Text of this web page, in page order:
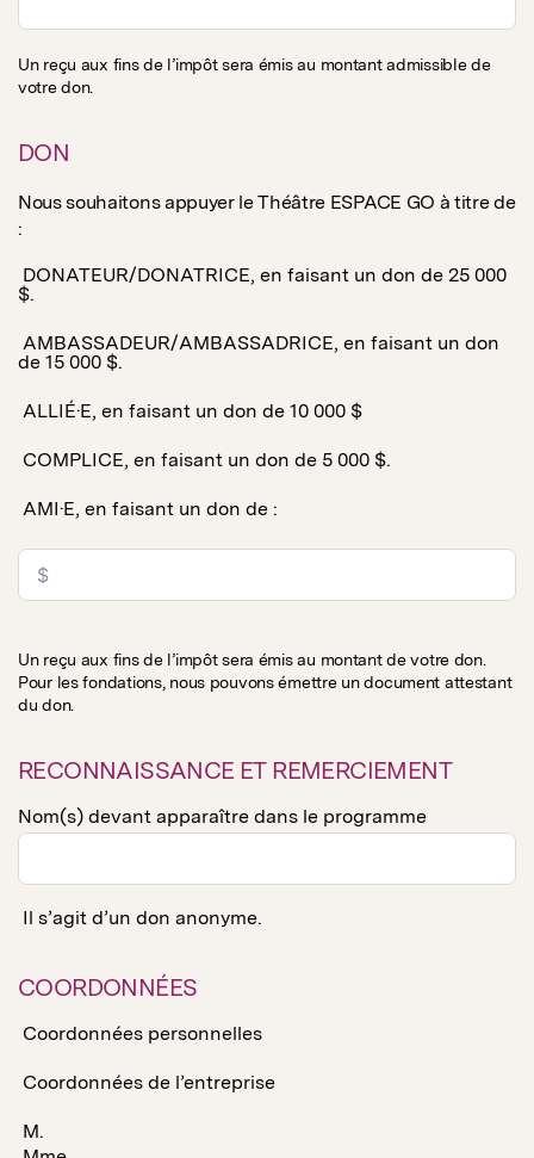
Un reçu aux fins de l’impôt sera émis au montant admissible de
votre don.
DON
Nous souhaitons appuyer le Théâtre ESPACE GO à titre de
:
DONATEUR/DONATRICE, en faisant un don de 25 000
$.
AMBASSADEUR/AMBASSADRICE, en faisant un don
de 15 000 $.
ALLIÉ·E, en faisant un don de 10 000 $
COMPLICE, en faisant un don de 5 000 $.
AMI·E, en faisant un don de :
Un reçu aux fins de l’impôt sera émis au montant de votre don.
Pour les fondations, nous pouvons émettre un document attestant
du don.
RECONNAISSANCE ET REMERCIEMENT
Nom(s) devant apparaître dans le programme
Il s’agit d’un don anonyme.
COORDONNÉES
Coordonnées personnelles
Coordonnées de l’entreprise
M.